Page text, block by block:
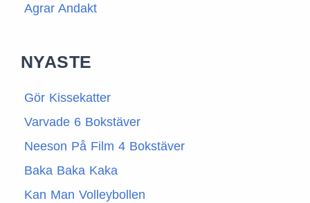
Agrar Andakt
NYASTE
Gör Kissekatter
Varvade 6 Bokstäver
Neeson På Film 4 Bokstäver
Baka Baka Kaka
Kan Man Volleybollen